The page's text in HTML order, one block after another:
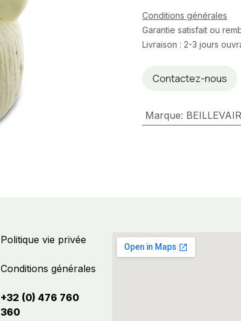
Conditions générales
Garantie satisfait ou
Livraison : 2-3 jours
Contactez-nous
Marque:
Politique vie privée
Conditions générales
+32 (0) 476 760
360